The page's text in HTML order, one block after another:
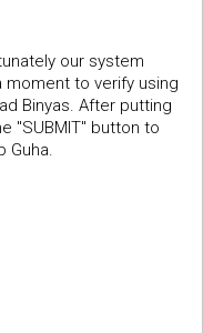
our system
to verify using
Binyas. After putting
"SUBMIT" button to
Guha.